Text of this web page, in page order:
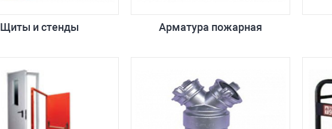
Щиты и стенды Арматура пожарная